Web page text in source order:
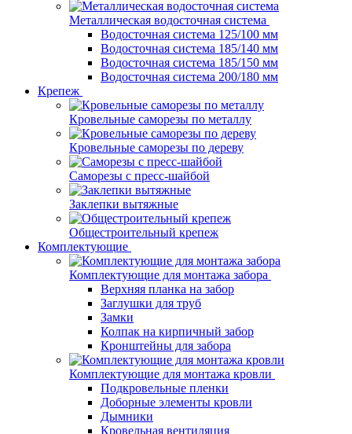
Металлическая водосточная система
Водосточная система 125/100 мм
Водосточная система 185/140 мм
Водосточная система 185/150 мм
Водосточная система 200/180 мм
Крепеж
Кровельные саморезы по металлу
Кровельные саморезы по дереву
Саморезы с пресс-шайбой
Заклепки вытяжные
Общестроительный крепеж
Комплектующие
Комплектующие для монтажа забора
Верхняя планка на забор
Заглушки для труб
Замки
Колпак на кирпичный забор
Кронштейны для забора
Комплектующие для монтажа кровли
Подкровельные пленки
Доборные элементы кровли
Дымники
Кровельная вентиляция